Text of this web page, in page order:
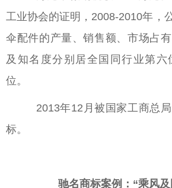
工业协会的证明，2008-2010年，
伞配件的产量、销售额、市场占
及知名度分别居全国同行业第六
位。
2013年12月被国家工商总局
标。
驰名商标案例：“乘风